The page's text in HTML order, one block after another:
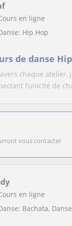
en ligne
Hip Hop
de danse
chaque atelier,
l’unicité de
vous contacter
en ligne
Bachata,